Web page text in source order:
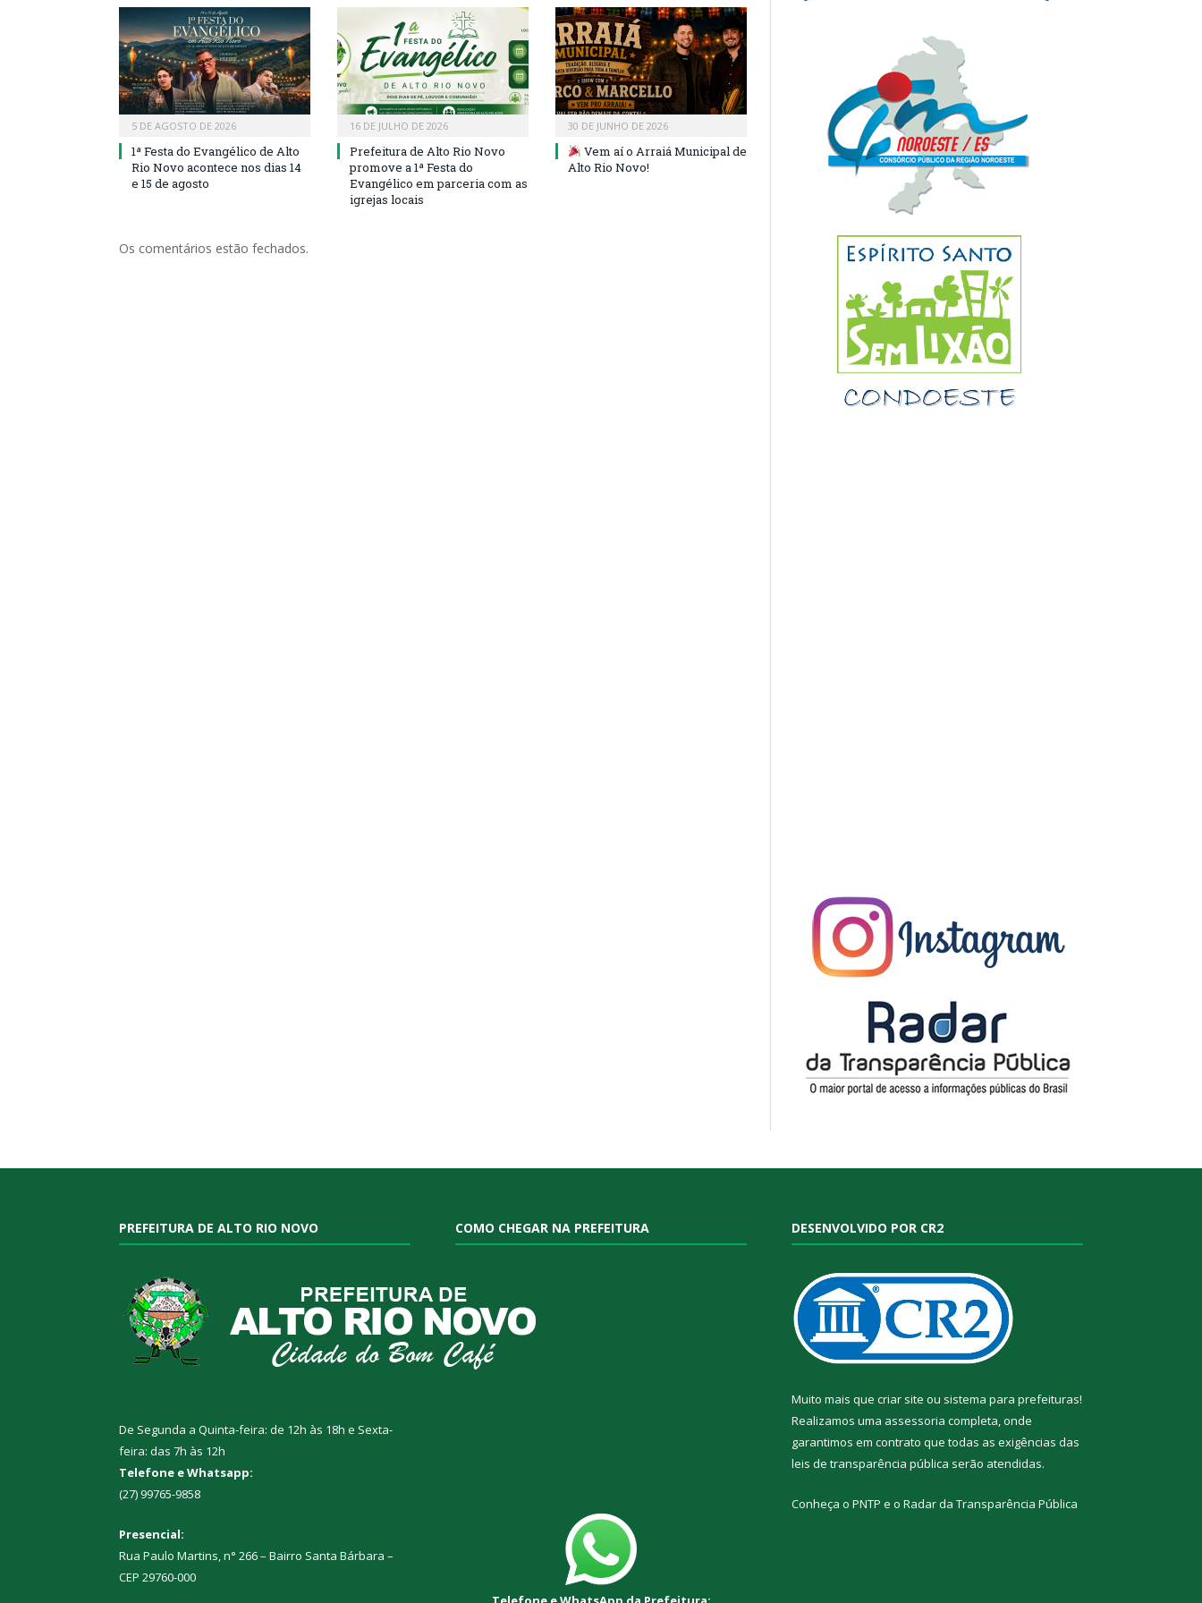
5 DE AGOSTO DE 2026
1ª Festa do Evangélico de Alto
Rio Novo acontece nos dias 14
e 15 de agosto
16 DE JULHO DE 2026
Prefeitura de Alto Rio Novo
promove a 1ª Festa do
Evangélico em parceria com as
igrejas locais
30 DE JUNHO DE 2026
Vem aí o Arraiá Municipal de
Alto Rio Novo!
Os comentários estão fechados.
PREFEITURA DE ALTO RIO NOVO
De Segunda a Quinta-feira: de 12h às 18h e Sexta-
feira: das 7h às 12h
Telefone e Whatsapp:
(27) 99765-9858
Presencial:
Rua Paulo Martins, n° 266 – Bairro Santa Bárbara –
CEP 29760-000
COMO CHEGAR NA PREFEITURA DESENVOLVIDO POR CR2
Muito mais que criar site ou sistema para prefeituras!
Realizamos uma assessoria completa, onde
garantimos em contrato que todas as exigências das
leis de transparência pública serão atendidas.
Conheça o PNTP e o Radar da Transparência Pública